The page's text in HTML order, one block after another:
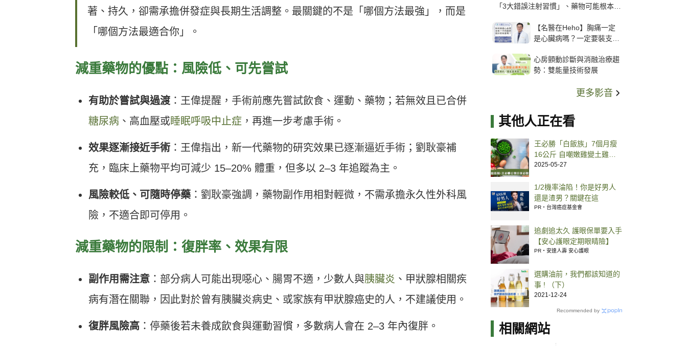
著、持久，卻需承擔併發症與長期生活調整。最關鍵的不是「哪個方法最強」，而是
「哪個方法最適合你」。
減重藥物的優點：風險低、可先嘗試
有助於嘗試與過渡 ：王偉提醒，手術前應先嘗試飲食、運動、藥物；若無效且已合併
糖尿病 、高血壓或睡眠呼吸中止症 ，再進一步考慮手術。
效果逐漸接近手術 ：王偉指出，新一代藥物的研究效果已逐漸逼近手術；劉耿豪補
充，臨床上藥物平均可減少 15–20% 體重，但多以 2–3 年追蹤為主。
風險較低、可隨時停藥 ：劉耿豪強調，藥物副作用相對輕微，不需承擔永久性外科風
險，不適合即可停用。
減重藥物的限制：復胖率、效果有限
副作用需注意 ：部分病人可能出現噁心、腸胃不適，少數人與胰臟炎 、甲狀腺相關疾
病有潛在關聯，因此對於曾有胰臟炎病史、或家族有甲狀腺癌史的人，不建議使用。
復胖風險高 ：停藥後若未養成飲食與運動習慣，多數病人會在 2–3 年內復胖。
「3大錯誤注射習慣」、藥物可能根本沒
【名醫在Heho】胸痛一定
是心臟病嗎？一定要裝支
解析支架種類、風險與選擇
關鍵
心房顫動診斷與消融治療趨
勢：雙能量技術發展
更多影音
其他人正在看
王必勝「白飯族」7個月瘦
16公斤 自嘲嫩雞變土雞，
公開必勝減重法
2025-05-27
1/2機率淪陷！你是好男人
還是渣男？關鍵在這
PR・台灣癌症基金會
追劇追太久 護眼保單要入手
【安心護眼定期眼睛險】
PR・安達人壽 安心護眼
選購油前，我們都該知道的
事 ! （下）
2021-12-24
Recommended by
相關網站